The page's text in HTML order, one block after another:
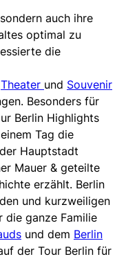
auch ihre
optimal zu
die
Theater und Souvenir
Besonders für
Berlin Highlights
Tag die
Hauptstadt
Mauer & geteilte
erzählt. Berlin
und kurzweiligen
ganze Familie
und dem Berlin
der Tour Berlin für